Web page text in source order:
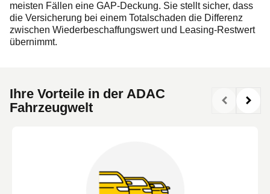
meisten Fällen eine GAP-Deckung. Sie stellt sicher, dass
die Versicherung bei einem Totalschaden die Differenz
zwischen Wiederbeschaffungswert und Leasing-Restwert
übernimmt.
Ihre Vorteile in der ADAC
Fahrzeugwelt